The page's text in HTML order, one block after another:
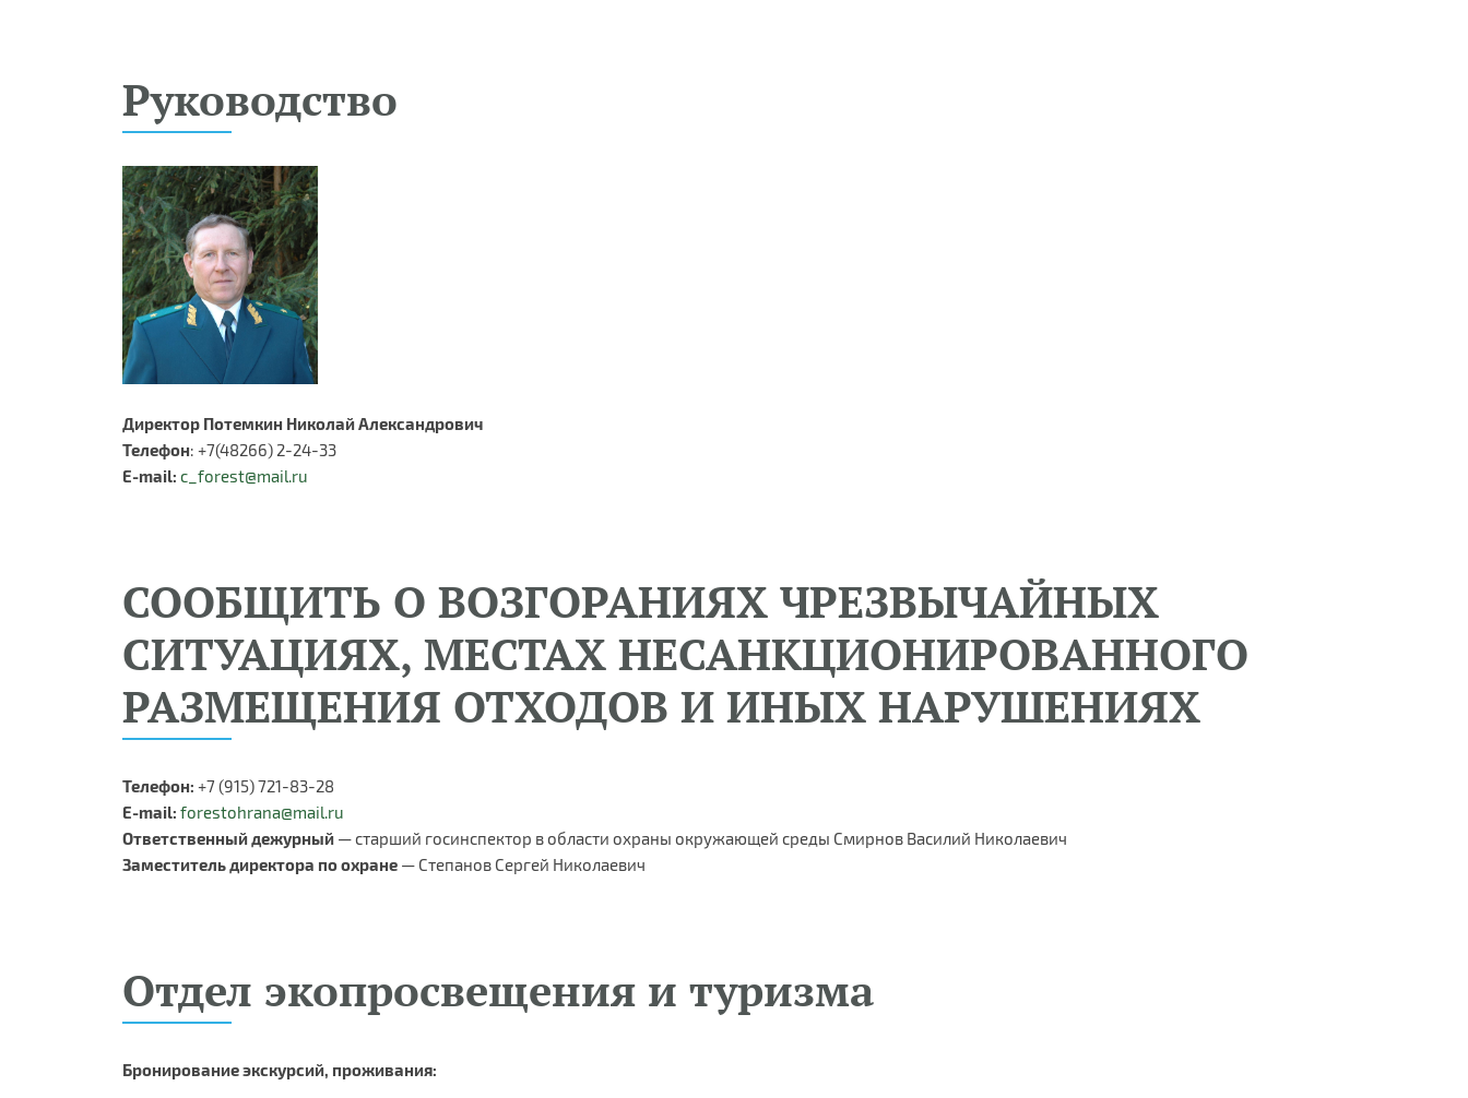
Руководство
Директор Потемкин Николай Александрович
Телефон: +7(48266) 2-24-33
E-mail: c_forest@mail.ru
СООБЩИТЬ О ВОЗГОРАНИЯХ ЧРЕЗВЫЧАЙНЫХ
СИТУАЦИЯХ, МЕСТАХ НЕСАНКЦИОНИРОВАННОГО
РАЗМЕЩЕНИЯ ОТХОДОВ И ИНЫХ НАРУШЕНИЯХ
Телефон: +7 (915) 721-83-28
E-mail: forestohrana@mail.ru
Ответственный дежурный — старший госинспектор в области охраны окружающей среды Смирнов Василий Николаевич
Заместитель директора по охране — Степанов Сергей Николаевич
Отдел экопросвещения и туризма
Бронирование экскурсий, проживания: